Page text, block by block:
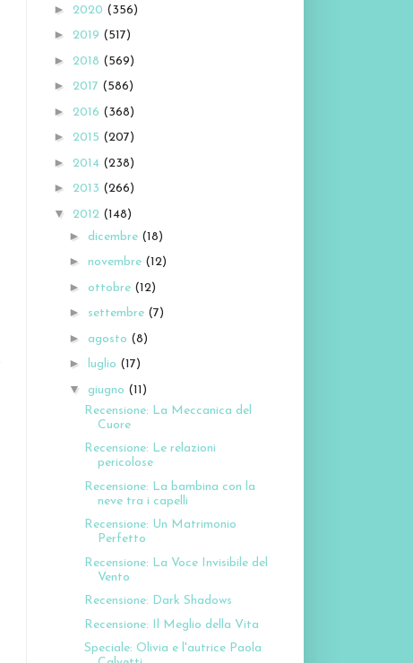
► 2020 (356)
► 2019 (517)
► 2018 (569)
► 2017 (586)
► 2016 (368)
► 2015 (207)
► 2014 (238)
► 2013 (266)
▼ 2012 (148)
► dicembre (18)
► novembre (12)
► ottobre (12)
► settembre (7)
► agosto (8)
► luglio (17)
▼ giugno (11)
Recensione: La Meccanica del
Cuore
Recensione: Le relazioni
pericolose
Recensione: La bambina con la
neve tra i capelli
Recensione: Un Matrimonio
Perfetto
Recensione: La Voce Invisibile del
Vento
Recensione: Dark Shadows
Recensione: Il Meglio della Vita
Speciale: Olivia e l'autrice Paola